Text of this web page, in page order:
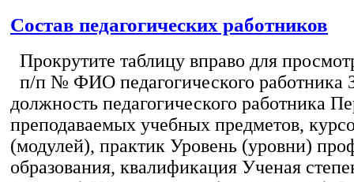
Состав педагогических работников
Прокрутите таблицу вправо для
п/п № ФИО педагогического работника
должность педагогического работника
преподаваемых учебных предметов,
(модулей), практик Уровень (уровни)
образования, квалификация Ученая